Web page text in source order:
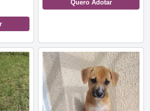
Quero Adotar